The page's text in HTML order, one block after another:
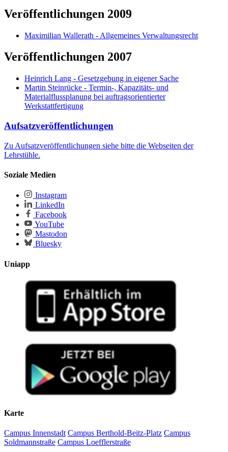
Veröffentlichungen 2009
Maximilian Wallerath - Allgemeines Verwaltungsrecht
Veröffentlichungen 2007
Heinrich Lang - Gesetzgebung in eigener Sache
Martin Steinrücke - Termin-, Kapazitäts- und
Materialflussplanung bei auftragsorientierter
Werkstattfertigung
Aufsatzveröffentlichungen
Zu Aufsatzveröffentlichungen siehe bitte die Webseiten der
Lehrstühle.
Soziale Medien
Instagram
LinkedIn
Facebook
YouTube
Mastodon
Bluesky
Uniapp
Karte
Campus Innenstadt Campus Berthold-Beitz-Platz Campus
Soldmannstraße Campus Loefflerstraße